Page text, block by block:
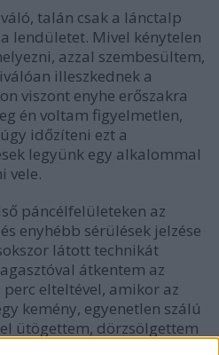
talán csak a lánctalp
lendületet. Mivel kénytelen
azzal szembesültem,
illeszkednek a
viszont enyhe erőszakra
én voltam figyelmetlen,
időzíteni ezt a
legyünk egy alkalommal
vele.
páncélfelületeken az
enyhébb sérülések jelzése
látott technikát
átkentem az
elteltével, amikor az
kemény, egyenetlen szálú
ütögettem, dörzsölgettem